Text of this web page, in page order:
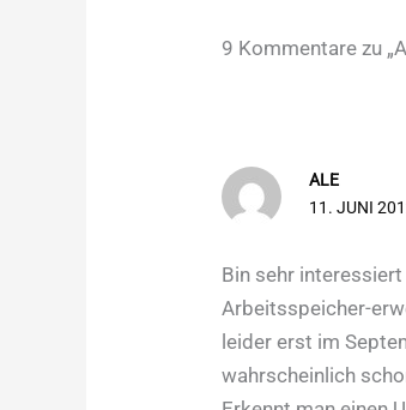
9 Kommentare zu
ALE
11. JUNI
Bin sehr
Arbeitsspeicher-
leider erst im
wahrscheinlich